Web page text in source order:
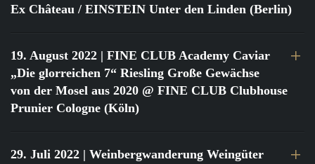
Ex Château / EINSTEIN Unter den Linden (Berlin)
19. August 2022 | FINE CLUB Academy Caviar
„Die glorreichen 7“ Riesling Große Gewächse
von der Mosel aus 2020 @ FINE CLUB Clubhouse
Prunier Cologne (Köln)
29. Juli 2022 | Weinbergwanderung Weingüter